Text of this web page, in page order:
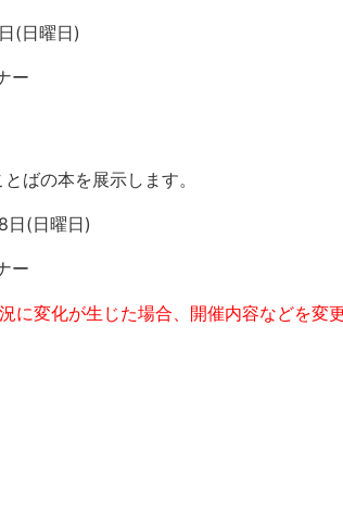
(日曜日)
ー
ばの本を展示します。
日(日曜日)
ー
に変化が生じた場合、開催内容などを変